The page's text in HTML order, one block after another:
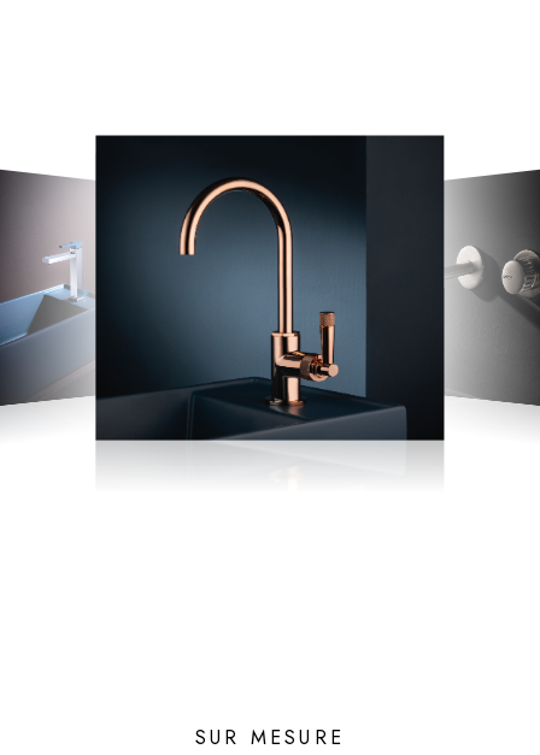
SUR MESURE